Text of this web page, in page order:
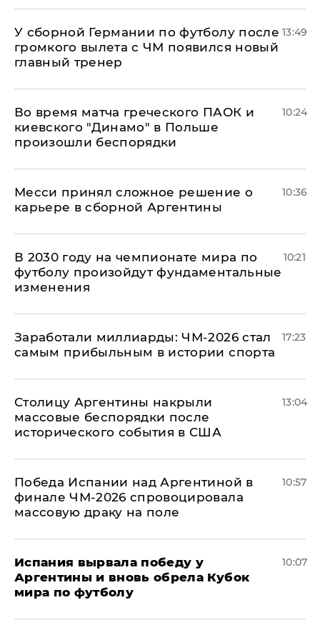
У сборной Германии по футболу после
громкого вылета с ЧМ появился новый
главный тренер
13:49
Во время матча греческого ПАОК и
киевского "Динамо" в Польше
произошли беспорядки
10:24
Месси принял сложное решение о
карьере в сборной Аргентины
10:36
В 2030 году на чемпионате мира по
футболу произойдут фундаментальные
изменения
10:21
Заработали миллиарды: ЧМ-2026 стал
самым прибыльным в истории спорта
17:23
Столицу Аргентины накрыли
массовые беспорядки после
исторического события в США
13:04
Победа Испании над Аргентиной в
финале ЧМ-2026 спровоцировала
массовую драку на поле
10:57
Испания вырвала победу у
Аргентины и вновь обрела Кубок
мира по футболу
10:07